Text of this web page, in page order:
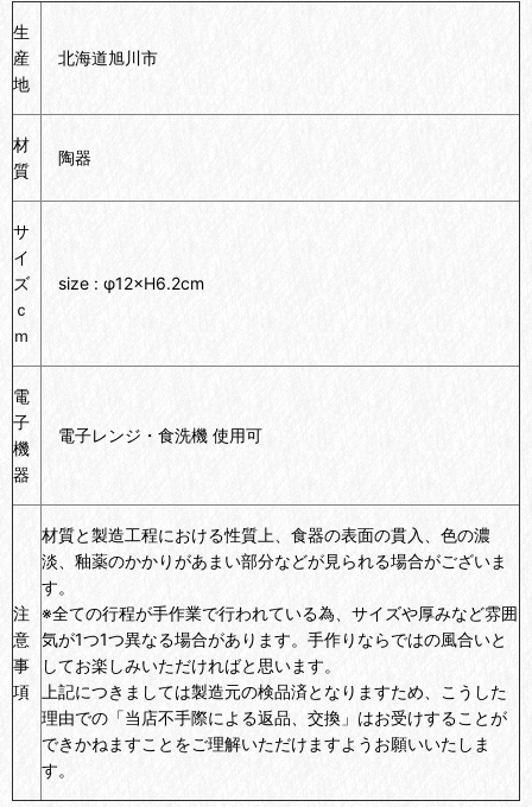
生
産
地
北海道旭川市
材
質
陶器
サ
イ
ズ
ｃ
ｍ
size : φ12×H6.2cm
電
子
機
器
電子レンジ・食洗機 使用可
注
意
事
項
材質と製造工程における性質上、食器の表面の貫入、色の濃
淡、釉薬のかかりがあまい部分などが見られる場合がございま
す。
※全ての行程が手作業で行われている為、サイズや厚みなど雰囲
気が1つ1つ異なる場合があります。手作りならではの風合いと
してお楽しみいただければと思います。
上記につきましては製造元の検品済となりますため、こうした
理由での「当店不手際による返品、交換」はお受けすることが
できかねますことをご理解いただけますようお願いいたしま
す。